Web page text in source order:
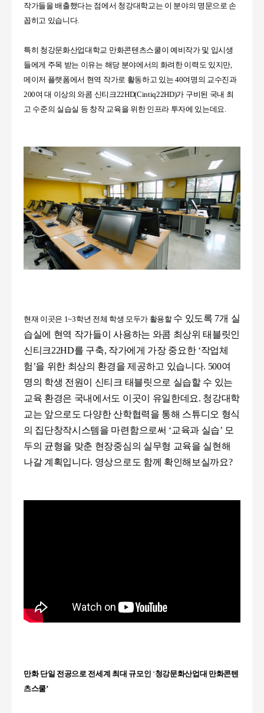
작가들을 배출했다는 점에서 청강대학교는 이 분야의 명문으로 손
꼽히고 있습니다.
특히 청강문화산업대학교 만화콘텐츠스쿨이 예비작가 및 입시생
들에게 주목 받는 이유는 해당 분야에서의 화려한 이력도 있지만,
메이저 플랫폼에서 현역 작가로 활동하고 있는 40여명의 교수진과
200여 대 이상의 와콤 신티크22HD(Cintiq22HD)가 구비된 국내 최
고 수준의 실습실 등 창작 교육을 위한 인프라 투자에 있는데요.
현재 이곳은 1~3학년 전체 학생 모두가 활용할 수 있도록 7개 실
습실에 현역 작가들이 사용하는 와콤 최상위 태블릿인
신티크22HD를 구축, 작가에게 가장 중요한 ‘작업체
험’을 위한 최상의 환경을 제공하고 있습니다. 500여
명의 학생 전원이 신티크 태블릿으로 실습할 수 있는
교육 환경은 국내에서도 이곳이 유일한데요. 청강대학
교는 앞으로도 다양한 산학협력을 통해 스튜디오 형식
의 집단창작시스템을 마련함으로써 ‘교육과 실습’ 모
두의 균형을 맞춘 현장중심의 실무형 교육을 실현해
나갈 계획입니다. 영상으로도 함께 확인해보실까요?
만화 단일 전공으로 전세계 최대 규모인 ‘청강문화산업대 만화콘텐
츠스쿨’